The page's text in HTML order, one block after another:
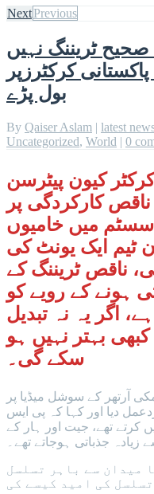
NextPrevious
ٹریننگ نہیں
کرکٹرزپر
بول پڑے
By Qaiser Aslam | latest
Uncategorized, World | 0
کیون پیٹرسن
کارکردگی پر
میں خامیوں
ٹیم ایک یونٹ کی
ناقص ٹریننگ کے
ہونے کے رویے کو
اگر یہ نہ تبدیل
کبھی بہتر نہیں ہو
سکے گی۔
آرتھر کے سوشل میڈیا پر
دیا اور کہا کہ پی ایس
کرتے تھے، جیت اور ہار کے
زیادہ جذباتی ہوجاتے تھے۔
میدان سے باہر تسلسل
کی امید کیسے کی